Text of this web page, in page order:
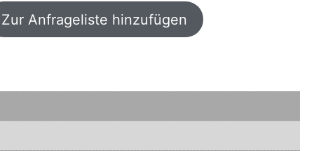
Zur Anfrageliste hinzufügen